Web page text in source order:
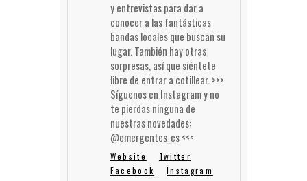
y entrevistas para dar a
conocer a las fantásticas
bandas locales que buscan su
lugar. También hay otras
sorpresas, así que siéntete
libre de entrar a cotillear. >>>
Síguenos en Instagram y no
te pierdas ninguna de
nuestras novedades:
@emergentes_es <<<
Website
Twitter
Facebook
Instagram